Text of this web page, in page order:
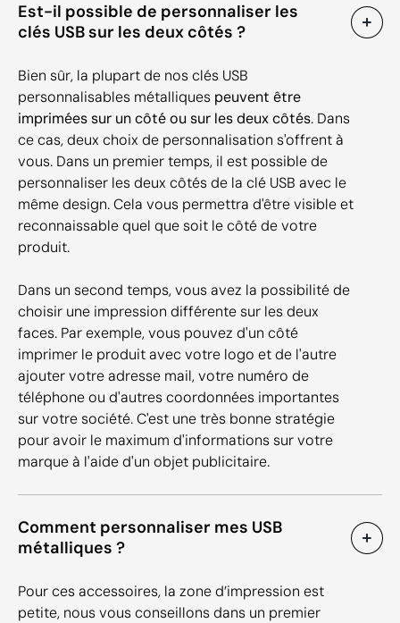
Est-il possible de personnaliser les
clés USB sur les deux côtés ?
Bien sûr, la plupart de nos clés USB
personnalisables métalliques peuvent être
imprimées sur un côté ou sur les deux côtés. Dans
ce cas, deux choix de personnalisation s'offrent à
vous. Dans un premier temps, il est possible de
personnaliser les deux côtés de la clé USB avec le
même design. Cela vous permettra d'être visible et
reconnaissable quel que soit le côté de votre
produit.
Dans un second temps, vous avez la possibilité de
choisir une impression différente sur les deux
faces. Par exemple, vous pouvez d'un côté
imprimer le produit avec votre logo et de l'autre
ajouter votre adresse mail, votre numéro de
téléphone ou d'autres coordonnées importantes
sur votre société. C'est une très bonne stratégie
pour avoir le maximum d'informations sur votre
marque à l'aide d'un objet publicitaire.
Comment personnaliser mes USB
métalliques ?
Pour ces accessoires, la zone d’impression est
petite, nous vous conseillons dans un premier